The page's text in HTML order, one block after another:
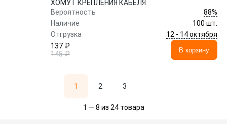
ХОМУТ КРЕПЛЕНИЯ КАБЕЛЯ
Вероятность
88%
Наличие
100 шт.
Отгрузка
12 - 14 октября
137 ₽
145 ₽
В корзину
1 2 3
1 — 8 из 24 товара